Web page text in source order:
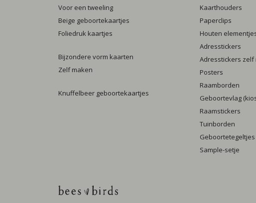
Voor een tweeling
Beige geboortekaartjes
Foliedruk kaartjes
Bijzondere vorm kaarten
Zelf maken
Knuffelbeer geboortekaartjes
Kaarthouders
Paperclips
Houten
Adresstickers
Adresstickers zelf
Posters
Raamborden
Geboortevlag
Raamstickers
Tuinborden
Geboortetegeltjes
Sample-setje